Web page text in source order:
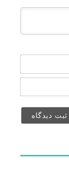
(منتشر